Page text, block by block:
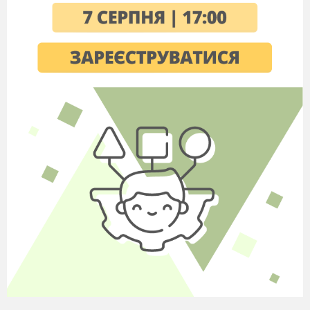
І перші букви з нього
ми навчилися!
Максим: Обов’язок наш-
«спасибі» сказати.
Артем
Але ж ми маленькі, ми лиш
– перший клас,
То, може ще друзів гукнемо
до нас.
Ксеня
Аго-о-ов! Другокласники,
допоможіть!
Вам легше, ви – старші,
То що, вирушаймо? Готові